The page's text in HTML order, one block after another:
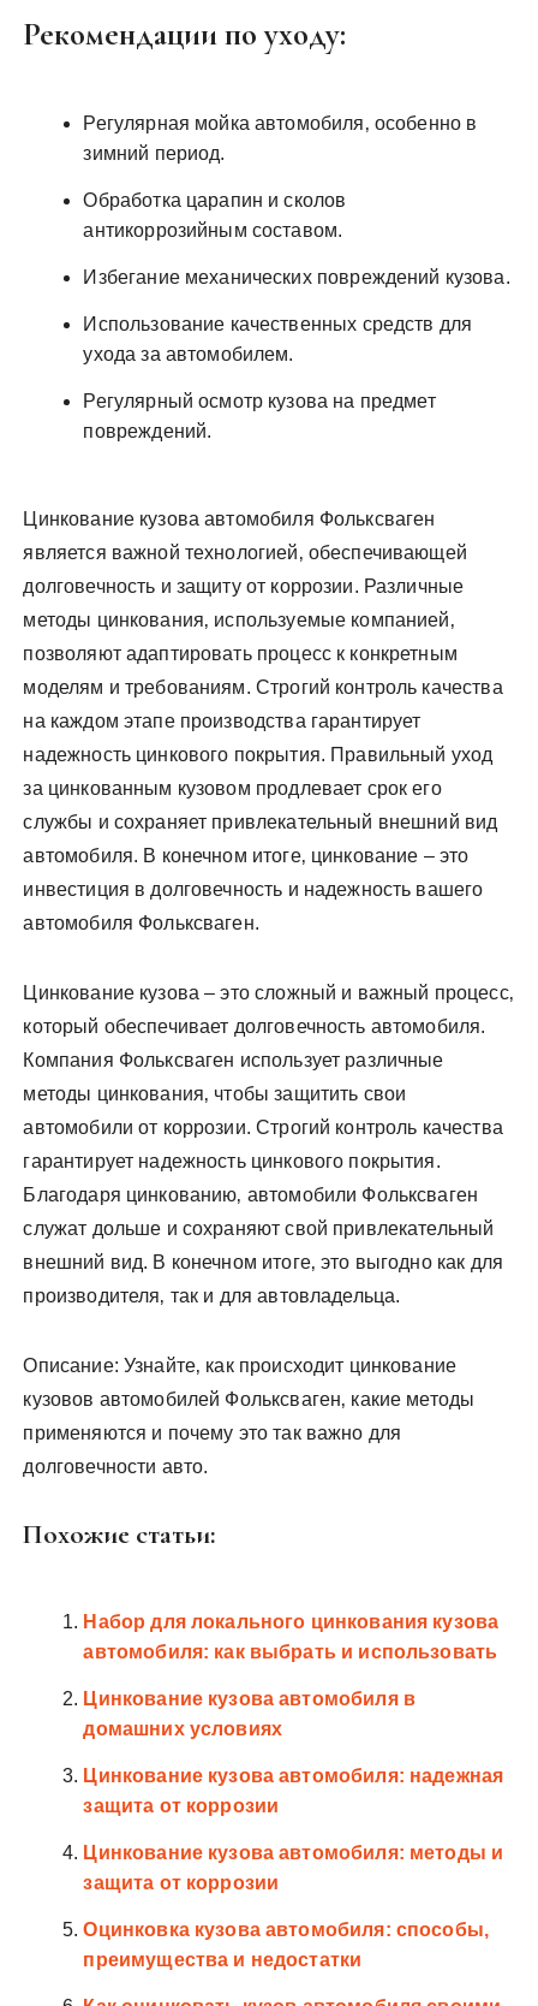
Рекомендации по уходу:
Регулярная мойка автомобиля‚ особенно в
зимний период.
Обработка царапин и сколов
антикоррозийным составом.
Избегание механических повреждений кузова.
Использование качественных средств для
ухода за автомобилем.
Регулярный осмотр кузова на предмет
повреждений.
Цинкование кузова автомобиля Фольксваген
является важной технологией‚ обеспечивающей
долговечность и защиту от коррозии. Различные
методы цинкования‚ используемые компанией‚
позволяют адаптировать процесс к конкретным
моделям и требованиям. Строгий контроль качества
на каждом этапе производства гарантирует
надежность цинкового покрытия. Правильный уход
за цинкованным кузовом продлевает срок его
службы и сохраняет привлекательный внешний вид
автомобиля. В конечном итоге‚ цинкование – это
инвестиция в долговечность и надежность вашего
автомобиля Фольксваген.
Цинкование кузова – это сложный и важный процесс‚
который обеспечивает долговечность автомобиля.
Компания Фольксваген использует различные
методы цинкования‚ чтобы защитить свои
автомобили от коррозии. Строгий контроль качества
гарантирует надежность цинкового покрытия.
Благодаря цинкованию‚ автомобили Фольксваген
служат дольше и сохраняют свой привлекательный
внешний вид. В конечном итоге‚ это выгодно как для
производителя‚ так и для автовладельца.
Описание: Узнайте‚ как происходит цинкование
кузовов автомобилей Фольксваген‚ какие методы
применяются и почему это так важно для
долговечности авто.
Похожие статьи:
Набор для локального цинкования кузова
автомобиля: как выбрать и использовать
Цинкование кузова автомобиля в
домашних условиях
Цинкование кузова автомобиля: надежная
защита от коррозии
Цинкование кузова автомобиля: методы и
защита от коррозии
Оцинковка кузова автомобиля: способы,
преимущества и недостатки